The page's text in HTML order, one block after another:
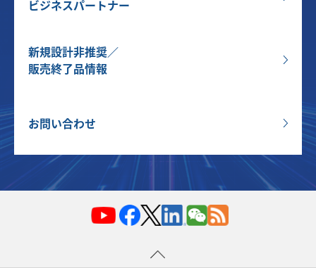
ビジネスパートナー
新規設計非推奨／
販売終了品情報
お問い合わせ